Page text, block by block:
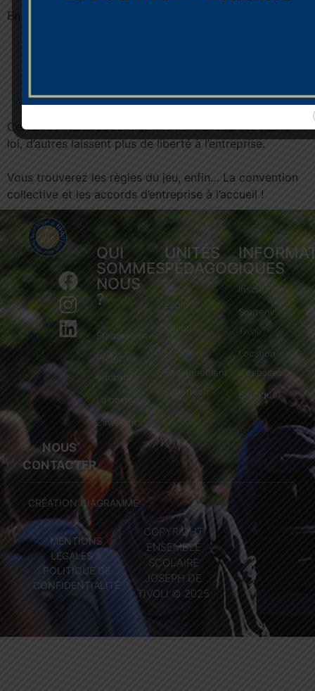
En résumé :
L’accord d’entreprise affine, il peut aller encore
Certaines matières sont strictement encadrées par la
loi, d’autres laissent plus de liberté à l’entreprise.
Vous trouverez les règles du jeu, enfin… La convention
collective et les accords d’entreprise à l’accueil !
QUI
SOMMES-
NOUS
?
Établissement
Projet
éducatif
La pastorale
L'internat
UNITÉS
PÉDAGOGIQUES
École
Collège
Lycée
Enseignement
supérieur
Inscription
Soutenir
Tivoli
Location
d'espaces
Boutique
NOUS
CONTACTER
CRÉATION DIAGRAMME
MENTIONS
LÉGALES &
POLITIQUE DE
CONFIDENTIALITÉ
COPYRIGHT
ENSEMBLE
SCOLAIRE
JOSEPH DE
TIVOLI © 2025